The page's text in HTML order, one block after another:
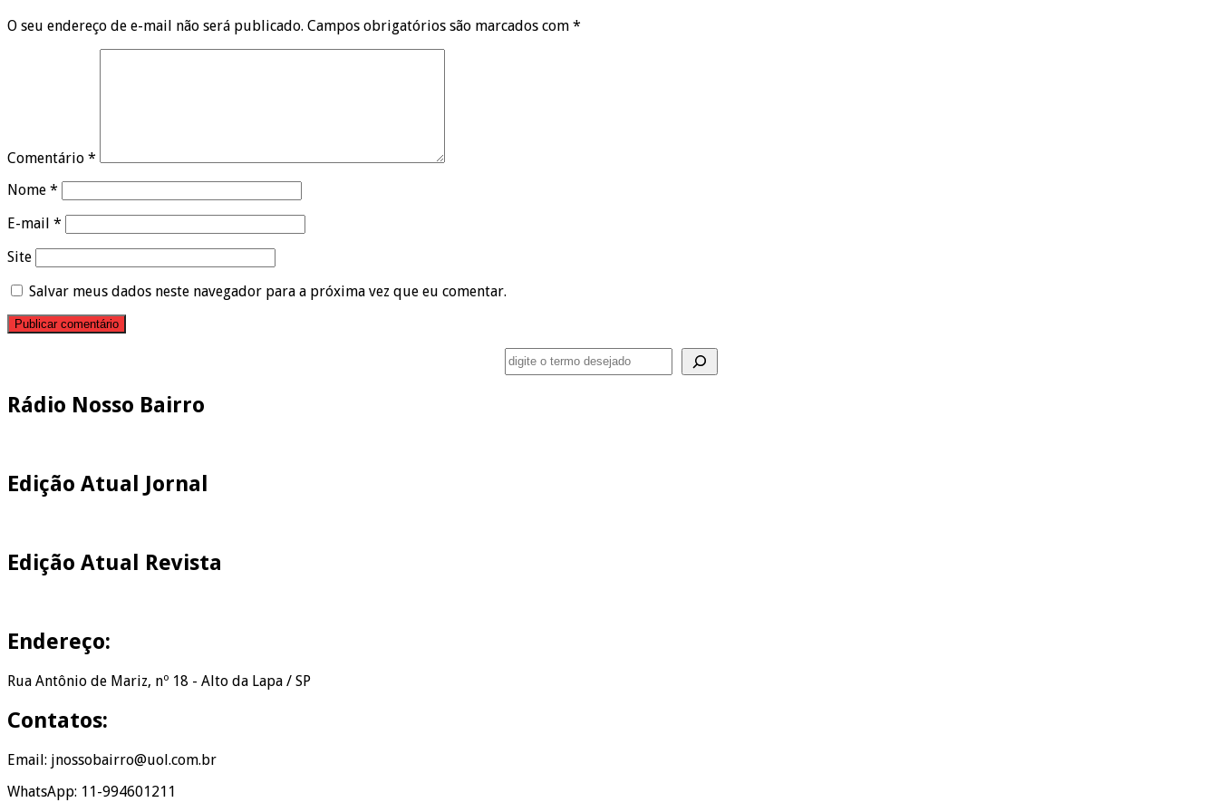
O seu endereço de e-mail não será publicado. Campos obrigatórios são marcados com *
Comentário *
Nome *
E-mail *
Site
Salvar meus dados neste navegador para a próxima vez que eu comentar.
Rádio Nosso Bairro
Edição Atual Jornal
Edição Atual Revista
Endereço:
Rua Antônio de Mariz, nº 18 - Alto da Lapa / SP
Contatos:
Email: jnossobairro@uol.com.br
WhatsApp: 11-994601211